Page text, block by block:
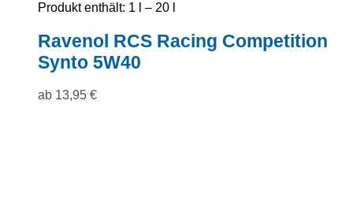
Produkt enthält: 1
– 20
Ravenol RCS Racing Competition
Synto 5W40
ab 13,95 €